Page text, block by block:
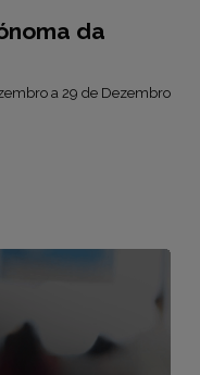
da
a 29 de Dezembro